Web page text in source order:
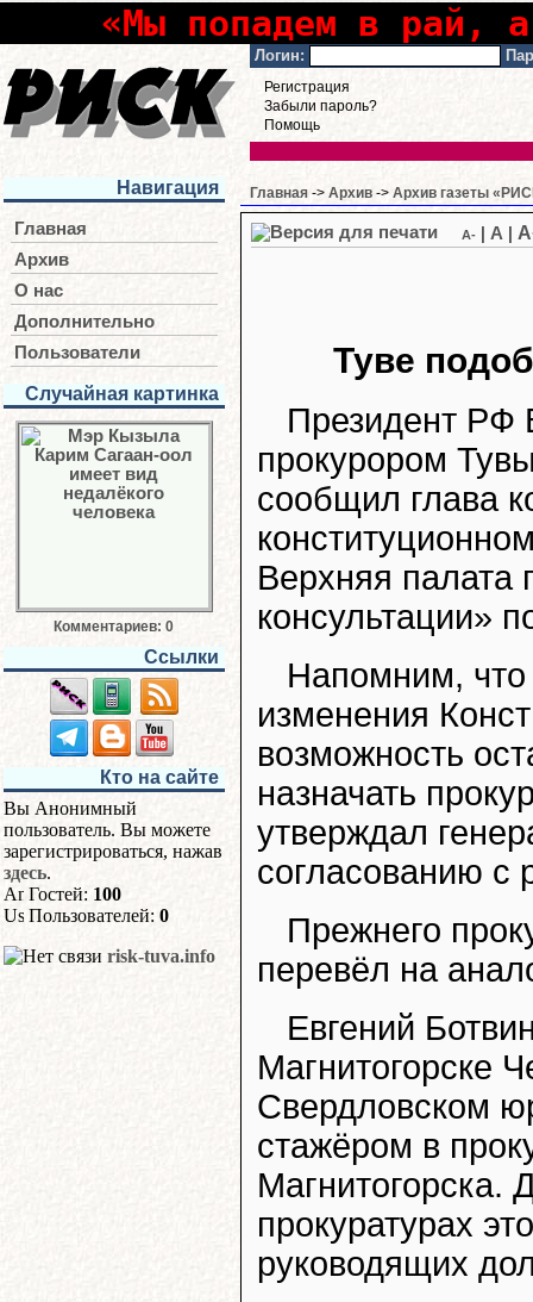
«Мы попадем в рай,
Логин:
Регистрация
Забыли пароль?
Помощь
Навигация
Главная
Архив
О нас
Дополнительно
Пользователи
Случайная картинка
Комментариев: 0
Ссылки
Кто на сайте
Вы Анонимный
пользователь. Вы можете
зарегистрироваться, нажав
здесь.
Гостей: 100
Пользователей: 0
risk-tuva.info
Главная -> Архив -> Архив газеты
A- A
Туве
Президент РФ
прокурором
сообщил глава
Верхняя палата
консультации»
Напомним, что
изменения
возможность
назначать
утверждал
согласованию с
Прежнего
перевёл на
Евгений
Магнитогорске
Свердловском
стажёром в
Магнитогорска.
прокуратурах
руководящих